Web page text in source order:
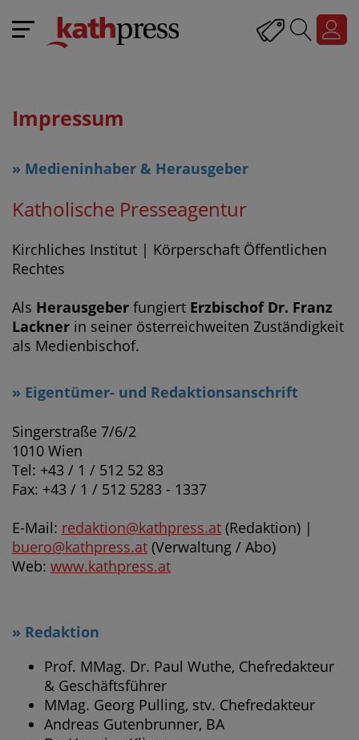
Impressum
» Medieninhaber & Herausgeber
Katholische Presseagentur
Kirchliches Institut | Körperschaft Öffentlichen
Rechtes
Als Herausgeber fungiert Erzbischof Dr. Franz
Lackner in seiner österreichweiten Zuständigkeit
als Medienbischof.
» Eigentümer- und Redaktionsanschrift
Singerstraße 7/6/2
1010 Wien
Tel: +43 / 1 / 512 52 83
Fax: +43 / 1 / 512 5283 - 1337
E-Mail: redaktion@kathpress.at (Redaktion) |
buero@kathpress.at (Verwaltung / Abo)
Web: www.kathpress.at
» Redaktion
Prof. MMag. Dr. Paul Wuthe, Chefredakteur
& Geschäftsführer
MMag. Georg Pulling, stv. Chefredakteur
Andreas Gutenbrunner, BA